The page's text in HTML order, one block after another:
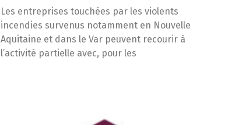
Les entreprises touchées par les violents
incendies survenus notamment en Nouvelle
Aquitaine et dans le Var peuvent recourir à
l’activité partielle avec, pour les